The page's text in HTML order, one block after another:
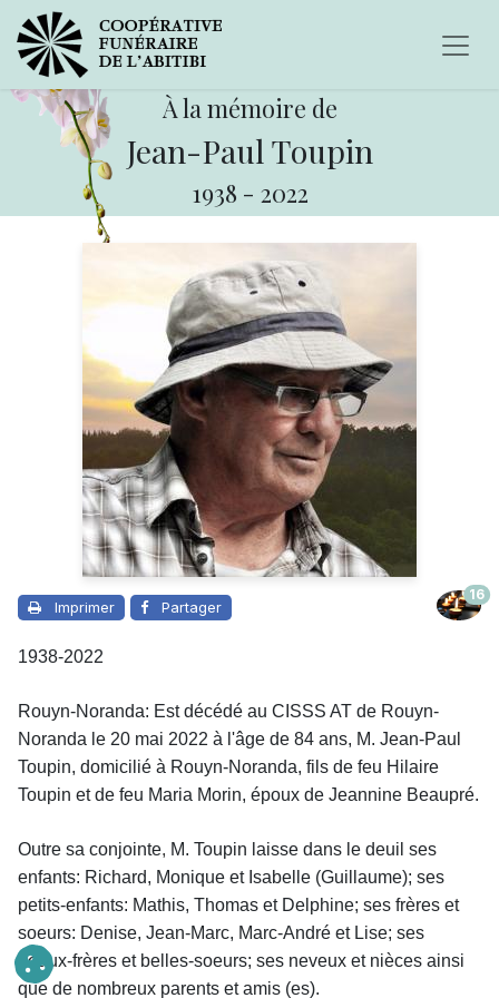
À la mémoire de
Jean-Paul Toupin
1938 - 2022
Imprimer Partager
16
1938-2022
Rouyn-Noranda: Est décédé au CISSS AT de Rouyn-
Noranda le 20 mai 2022 à l'âge de 84 ans, M. Jean-Paul
Toupin, domicilié à Rouyn-Noranda, fils de feu Hilaire
Toupin et de feu Maria Morin, époux de Jeannine Beaupré.
Outre sa conjointe, M. Toupin laisse dans le deuil ses
enfants: Richard, Monique et Isabelle (Guillaume); ses
petits-enfants: Mathis, Thomas et Delphine; ses frères et
soeurs: Denise, Jean-Marc, Marc-André et Lise; ses
beaux-frères et belles-soeurs; ses neveux et nièces ainsi
que de nombreux parents et amis (es).